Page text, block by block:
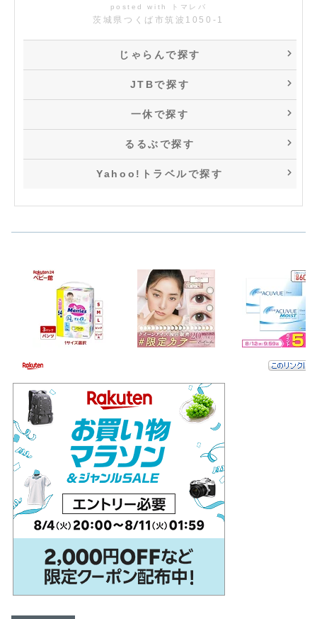
posted with トマレバ
茨城県つくば市筑波1050-1
じゃらんで探す
JTBで探す
一休で探す
るるぶで探す
Yahoo!トラベルで探す